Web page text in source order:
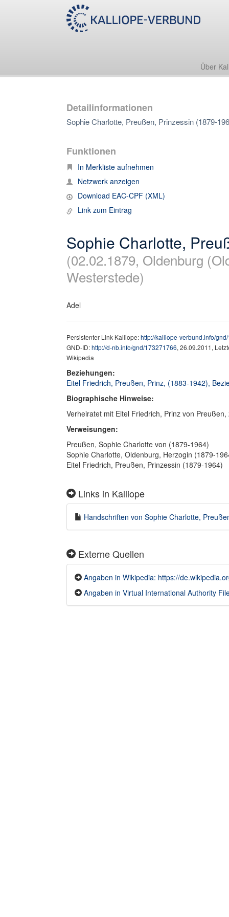
Über
Detailinformationen
Sophie Charlotte, Preußen, Prinzessin (1879-
Funktionen
In Merkliste aufnehmen
Netzwerk anzeigen
Download EAC-CPF (XML)
Link zum Eintrag
Sophie Charlotte,
(02.02.1879, Oldenburg
Westerstede)
Adel
Persistenter Link Kalliope:http://kalliope-verbund.info/
GND-ID:http://d-nb.info/gnd/173271766, 26.09.2011,
Wikipedia
Beziehungen:
Eitel Friedrich, Preußen, Prinz, (1883-1942),
Biographische Hinweise:
Verheiratet mit Eitel Friedrich, Prinz von
Verweisungen:
Preußen, Sophie Charlotte von (1879-1964)
Sophie Charlotte, Oldenburg, Herzogin (1879-
Eitel Friedrich, Preußen, Prinzessin (1879-1964)
Links in Kalliope
Handschriften von Sophie Charlotte,
Externe Quellen
Angaben in Wikipedia: https://
Angaben in Virtual International Authority